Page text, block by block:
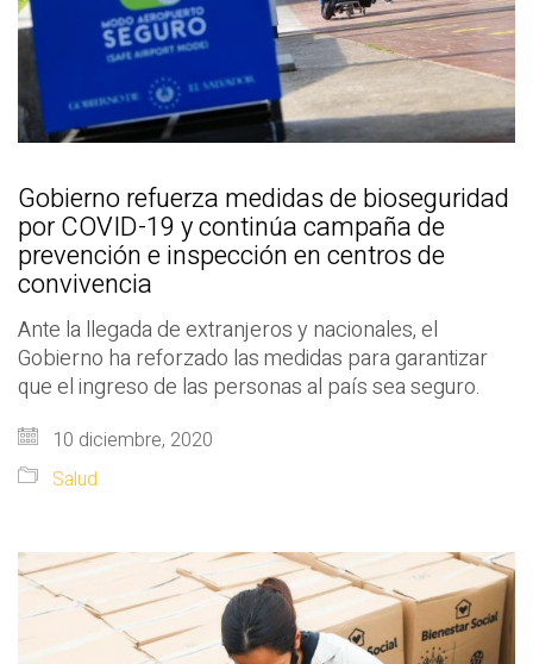
Gobierno refuerza medidas de bioseguridad
por COVID-19 y continúa campaña de
prevención e inspección en centros de
convivencia
Ante la llegada de extranjeros y nacionales, el
Gobierno ha reforzado las medidas para garantizar
que el ingreso de las personas al país sea seguro.
10 diciembre, 2020
Salud